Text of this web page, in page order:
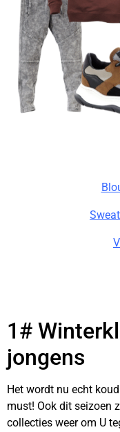
1#
jongens
Het wordt nu echt
must! Ook dit seizoen
collecties weer om U